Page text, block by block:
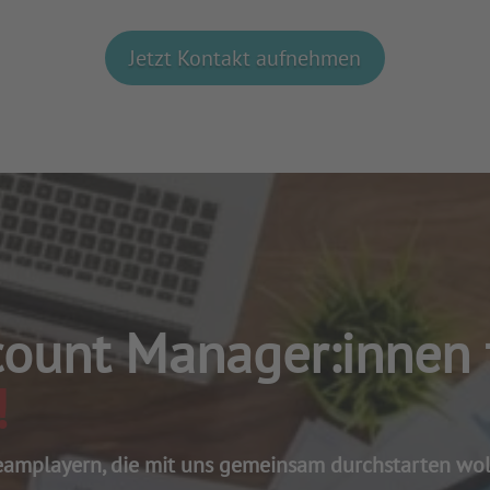
Jetzt Kontakt aufnehmen
die mit uns gemeinsam durchstarten